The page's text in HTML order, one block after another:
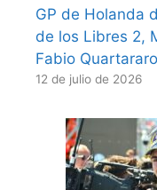
GP de Holanda
de los Libres 2,
Fabio
12 de julio de 2026